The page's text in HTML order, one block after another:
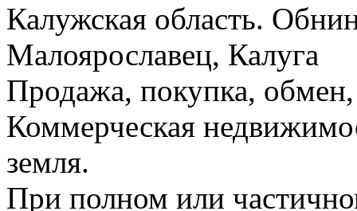
Калужская область.
Малоярославец, Калуга
Продажа, покупка, обмен,
Коммерческая
земля.
При полном или